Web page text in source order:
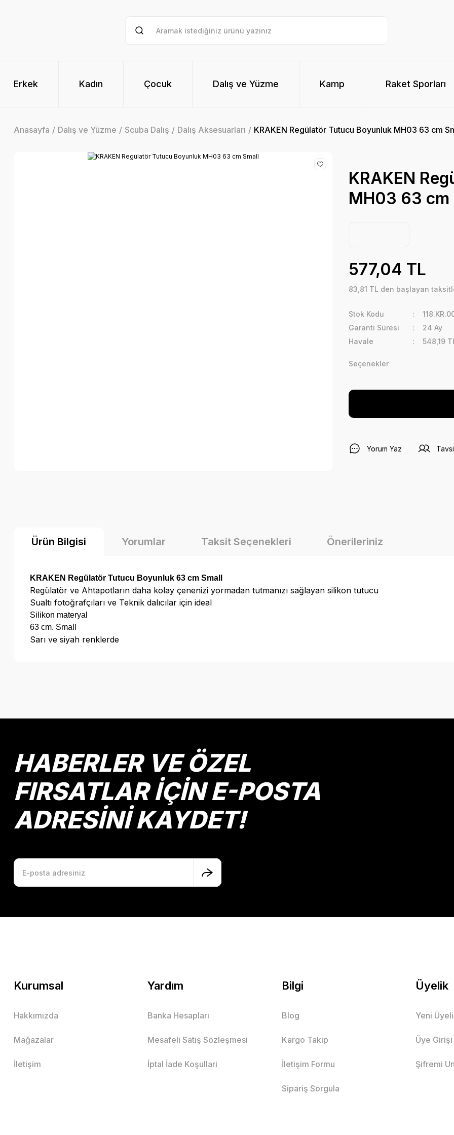
Erkek Kadın Çocuk Dalış ve Yüzme Kamp Raket Sporları
Anasayfa Dalış ve Yüzme Scuba Dalış Dalış Aksesuarları KRAKEN Regülatör Tutucu Boyunluk MH03 63 cm
KRAKEN
MH03 63 cm
577,04 TL
83,81 TL den başlayan
Stok Kodu
Garanti Süresi
24 Ay
Havale
548,19
Seçenekler
Yorum Yaz
Ürün Bilgisi Yorumlar Taksit Seçenekleri Önerileriniz
KRAKEN Regülatör Tutucu Boyunluk 63 cm Small
Regülatör ve Ahtapotların daha kolay çenenizi yormadan tutmanızı sağlayan silikon tutucu
Sualtı fotoğrafçıları ve Teknik dalıcılar için ideal
Silikon materyal
63 cm. Small
Sarı ve siyah renklerde
Ürün resmi kalitesiz, bozuk veya görüntülenemiyor.
Ürün fiyatı diğer sitelerden daha pahalı.
HABERLER VE ÖZEL
FIRSATLAR İÇİN E-POSTA
ADRESİNİ KAYDET!
Kurumsal
Hakkımızda
Mağazalar
İletişim
Yardım
Banka Hesapları
Mesafeli Satış Sözleşmesi
İptal İade Koşullari
Bilgi
Blog
Kargo Takip
İletişim Formu
Sipariş Sorgula
Üyelik
Yeni
Üye Girişi
Şifremi